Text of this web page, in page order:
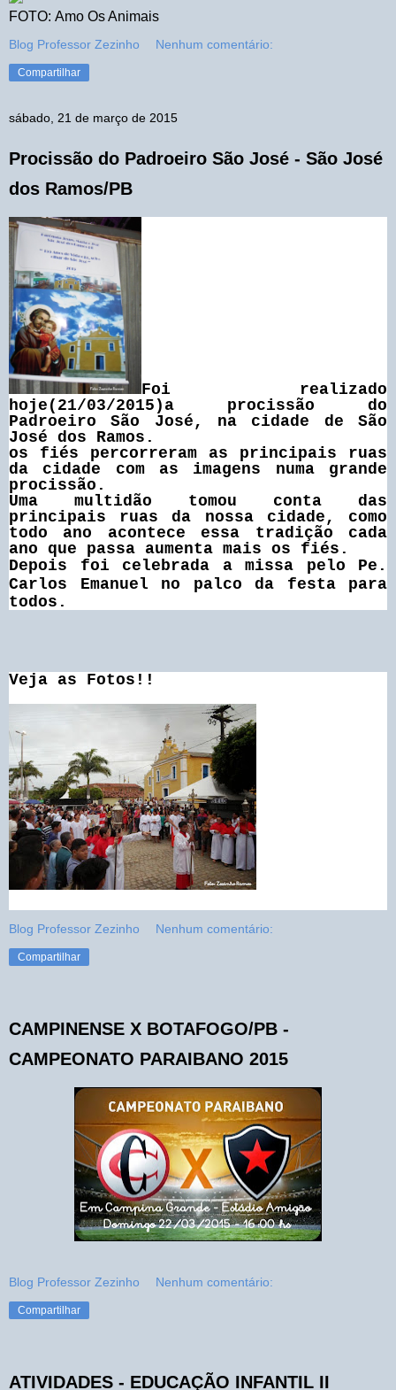
FOTO: Amo Os Animais
Blog Professor Zezinho Nenhum comentário:
Compartilhar
sábado, 21 de março de 2015
Procissão do Padroeiro São José - São José
dos Ramos/PB
Foi realizado
hoje(21/03/2015)a procissão do
Padroeiro São José, na cidade de São
José dos Ramos.
os fiés percorreram as principais ruas
da cidade com as imagens numa grande
procissão .
Uma multidão tomou conta das
principais ruas da nossa cidade, como
todo ano acontece essa tradição cada
ano que passa aumenta mais os fiés.
Depois foi celebrada a missa pelo Pe.
Carlos Emanuel no palco da festa para
todos.
Veja as Fotos!!
Blog Professor Zezinho Nenhum comentário:
Compartilhar
CAMPINENSE X BOTAFOGO/PB -
CAMPEONATO PARAIBANO 2015
Blog Professor Zezinho Nenhum comentário:
Compartilhar
ATIVIDADES - EDUCAÇÃO INFANTIL II